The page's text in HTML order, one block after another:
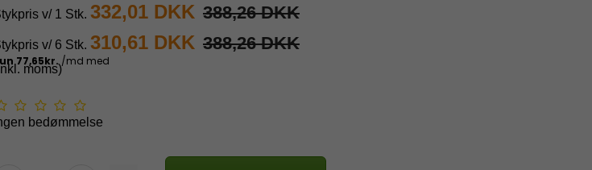
v/ 1 Stk. 332,01 DKK 388,26 DKK
v/ 6 Stk. 310,61 DKK 388,26 DKK
moms)
bedømmelse